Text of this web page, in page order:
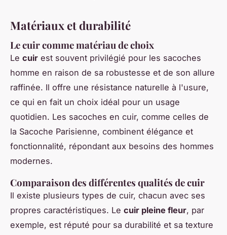
Matériaux et durabilité
Le cuir comme matériau de choix
Le cuir est souvent privilégié pour les sacoches
homme en raison de sa robustesse et de son allure
raffinée. Il offre une résistance naturelle à l'usure,
ce qui en fait un choix idéal pour un usage
quotidien. Les sacoches en cuir, comme celles de
la Sacoche Parisienne, combinent élégance et
fonctionnalité, répondant aux besoins des hommes
modernes.
Comparaison des différentes qualités de cuir
Il existe plusieurs types de cuir, chacun avec ses
propres caractéristiques. Le cuir pleine fleur, par
exemple, est réputé pour sa durabilité et sa texture